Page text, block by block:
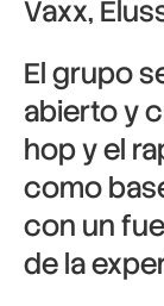
Vaxx,
El grupo
abierto y
hop y el
como
con un
de la